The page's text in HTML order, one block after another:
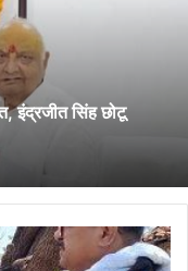
इंद्रजीत सिंह छोटू